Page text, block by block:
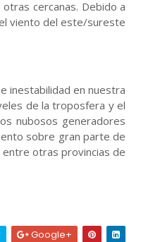
otras cercanas. Debido a
viento del este/sureste
inestabilidad en nuestra
de la troposfera y el
nubosos generadores
sobre gran parte de
entre otras provincias de
Google+